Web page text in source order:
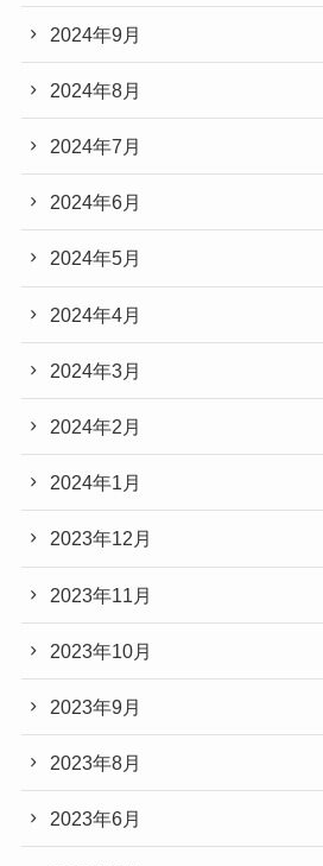
2025年5月
2025年4月
2025年3月
2025年2月
2025年1月
2024年12月
2024年11月
2024年10月
2024年9月
2024年8月
2024年7月
2024年6月
2024年5月
2024年4月
2024年3月
2024年2月